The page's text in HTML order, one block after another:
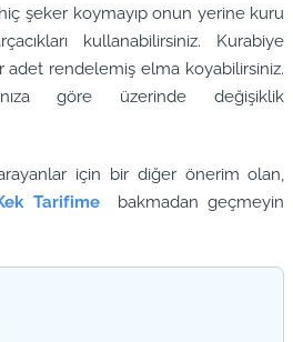
şeker koymayıp onun yerine kuru
kullanabilirsiniz. Kurabiye
adet rendelemiş elma koyabilirsiniz.
göre üzerinde değişiklik
için bir diğer önerim olan,
Tarifimebakmadan geçmeyin